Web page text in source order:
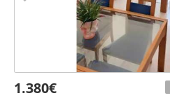
1.380€